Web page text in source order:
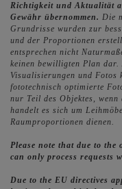
Richtigkeit und Aktualität
Gewähr übernommen. Die
Grundrisse wurden zur
und der Proportionen
entsprechen nicht
keinen bewilligten Plan dar.
Visualisierungen und Fotos
fototechnisch optimierte
nur Teil des Objektes,
handelt es sich um
Raumproportionen dienen.
Please note that due to the
can only process requests
Due to the EU directives